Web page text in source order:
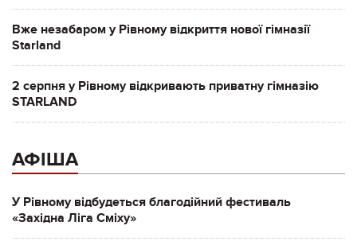
Вже незабаром у Рівному відкриття нової гімназії
Starland
2 серпня у Рівному відкривають приватну гімназію
STARLAND
АФІША
У Рівному відбудеться благодійний фестиваль
«Західна Ліга Сміху»